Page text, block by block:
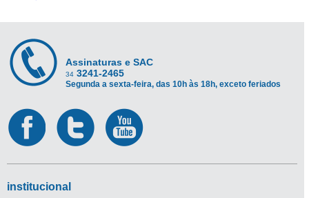
Assinaturas e SAC
34 3241-2465
Segunda a sexta-feira, das 10h às 18h, exceto feriados
institucional